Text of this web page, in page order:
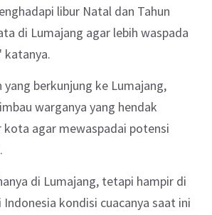
libur Natal dan Tahun
di Lumajang agar lebih waspada
berkunjung ke Lumajang,
warganya yang hendak
kota agar mewaspadai potensi
di Lumajang, tetapi hampir di
kondisi cuacanya saat ini